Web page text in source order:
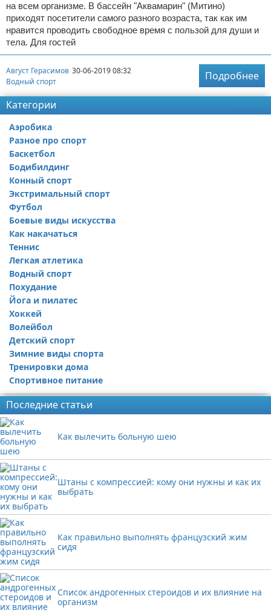
на всем организме. В бассейн "Аквамарин" (Митино)
приходят посетители самого разного возраста, так как им
нравится проводить свободное время с пользой для души и
тела. Для гостей
Август Герасимов 30-06-2019 08:32
Водный спорт
Подробнее
Категории
Аэробика
Разное про спорт
Баскетбол
Бодибилдинг
Конный спорт
Экстримальный спорт
Футбол
Боевые виды искусства
Как накачаться
Теннис
Легкая атлетика
Водный спорт
Похудание
Йога и пилатес
Хоккей
Волейбол
Детский спорт
Зимние виды спорта
Тренировки дома
Спортивное питание
Последние статьи
Как вылечить больную шею
Штаны с компрессией: кому они нужны и как их
выбрать
Как правильно выполнять французский жим
сидя
Список андрогенных стероидов и их влияние на
организм